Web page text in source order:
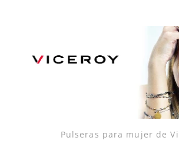
Pulseras para mujer de